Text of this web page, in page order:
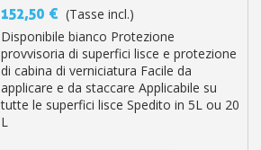
152,50 € (Tasse incl.)
Disponibile bianco Protezione
provvisoria di superfici lisce e protezione
di cabina di verniciatura Facile da
applicare e da staccare Applicabile su
tutte le superfici lisce Spedito in 5L ou 20
L